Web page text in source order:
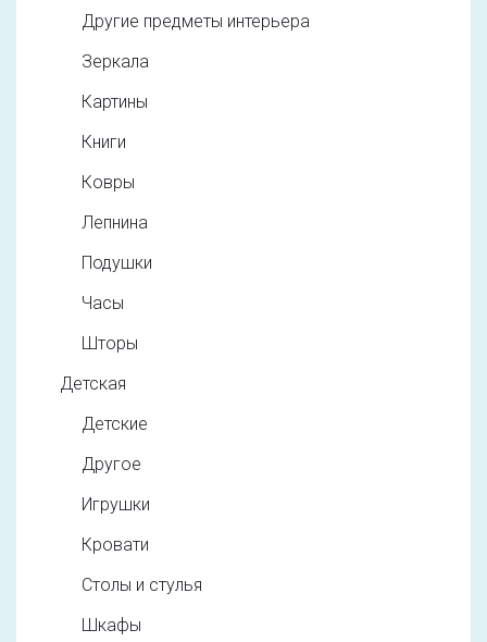
Другие предметы интерьера
Зеркала
Картины
Книги
Ковры
Лепнина
Подушки
Часы
Шторы
Детская
Детские
Другое
Игрушки
Кровати
Столы и стулья
Шкафы